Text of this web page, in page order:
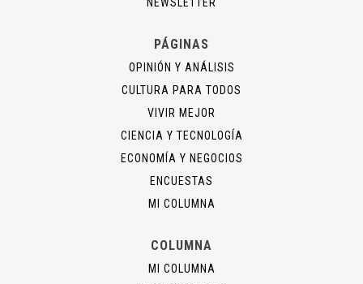
PÁGINAS
OPINIÓN Y ANÁLISIS
CULTURA PARA TODOS
VIVIR MEJOR
CIENCIA Y TECNOLOGÍA
ECONOMÍA Y NEGOCIOS
ENCUESTAS
MI COLUMNA
COLUMNA
MI COLUMNA